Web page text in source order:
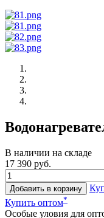
В наличии на складе
17 390 руб.
Добавить в корзину
Купить оптом*
Особые уловия для